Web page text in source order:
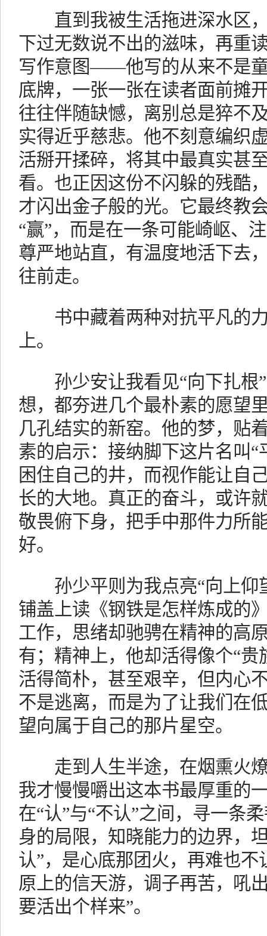
直到我被生活拖进深水区，
下过无数说不出的滋味，再重
写作意图——他写的从来不是
底牌，一张一张在读者面前摊
往往伴随缺憾，离别总是猝不
实得近乎慈悲。他不刻意编织
活掰开揉碎，将其中最真实甚
看。也正因这份不闪躲的残酷
才闪出金子般的光。它最终教
“赢”，而是在一条可能崎岖、
尊严地站直，有温度地活下去
往前走。
书中藏着两种对抗平凡的力
上。
孙少安让我看见“向下扎根”
想，都夯进几个最朴素的愿望
几孔结实的新窑。他的梦，贴
素的启示：接纳脚下这片名叫
困住自己的井，而视作能让自
长的大地。真正的奋斗，或
敬畏俯下身，把手中那件力所
好。
孙少平则为我点亮“向上仰
铺盖上读《钢铁是怎样炼成的
工作，思绪却驰骋在精神的高
有；精神上，他却活得像个“
活得简朴，甚至艰辛，但内心
不是逃离，而是为了让我们在
望向属于自己的那片星空。
走到人生半途，在烟熏火燎
我才慢慢嚼出这本书最厚重的
在“认”与“不认”之间，寻一条
身的局限，知晓能力的边界，
认”，是心底那团火，再难也
原上的信天游，调子再苦，吼
要活出个样来”。